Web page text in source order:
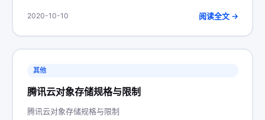
2020-10-10 阅读全文 →
其他
腾讯云对象存储规格与限制
腾讯云对象存储规格与限制